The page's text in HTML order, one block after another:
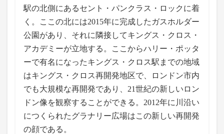
駅の北側にあるセント・パンクラス・ロックに着
く。ここの北には2015年に完成したガスホルダー
公園があり、それに隣接してキングス・クロス・
アカデミーが立地する。ここからハリー・ポッタ
ーで有名になったキングス・クロス駅までの地域
はキングス・クロス再開発地区で、ロンドン市内
でも大規模な再開発であり、21世紀の新しいロン
ドン像を観察することができる。2012年に川沿い
につくられたグラナリー広場はこの新しい再開発
の顔である。